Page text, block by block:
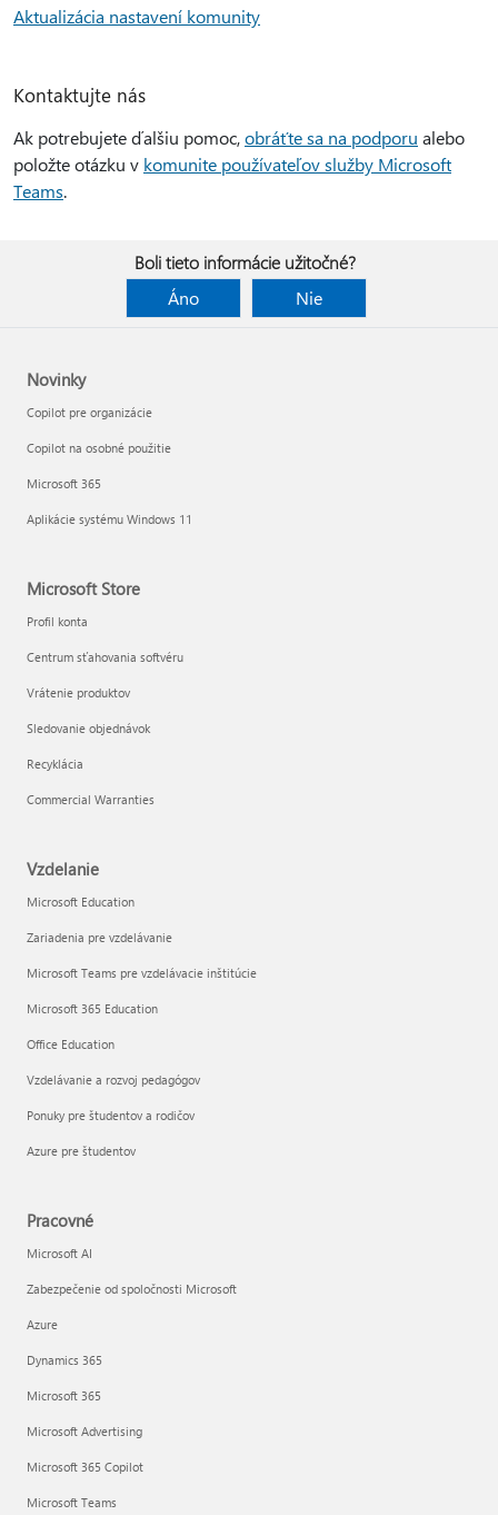
Aktualizácia nastavení komunity
Kontaktujte nás
Ak potrebujete ďalšiu pomoc,obráťte sa na podporu alebo
položte otázku v komunite používateľov služby Microsoft
Teams.
Boli tieto informácie užitočné?
Áno
Nie
Novinky
Copilot pre organizácie
Copilot na osobné použitie
Microsoft 365
Aplikácie systému Windows 11
Microsoft Store
Profil konta
Centrum sťahovania softvéru
Vrátenie produktov
Sledovanie objednávok
Recyklácia
Commercial Warranties
Vzdelanie
Microsoft Education
Zariadenia pre vzdelávanie
Microsoft Teams pre vzdelávacie inštitúcie
Microsoft 365 Education
Office Education
Vzdelávanie a rozvoj pedagógov
Ponuky pre študentov a rodičov
Azure pre študentov
Pracovné
Microsoft AI
Zabezpečenie od spoločnosti Microsoft
Azure
Dynamics 365
Microsoft 365
Microsoft Advertising
Microsoft 365 Copilot
Microsoft Teams